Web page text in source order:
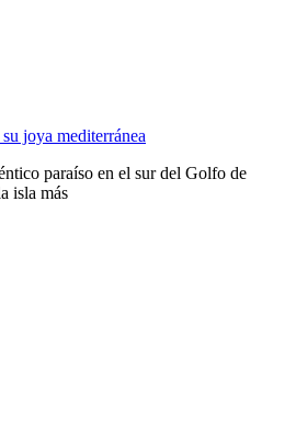
joya mediterránea
paraíso en el sur del Golfo de
isla más